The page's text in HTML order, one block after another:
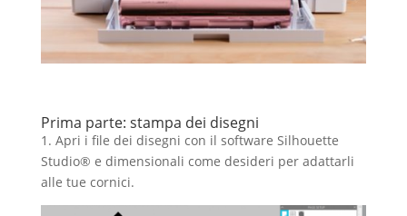
Prima parte: stampa dei disegni
1. Apri i file dei disegni con il software Silhouette
Studio® e dimensionali come desideri per adattarli
alle tue cornici.